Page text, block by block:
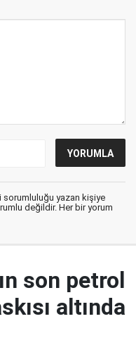
sorumluluğu yazan kişiye
değildir. Her bir yorum
son petrol
altında